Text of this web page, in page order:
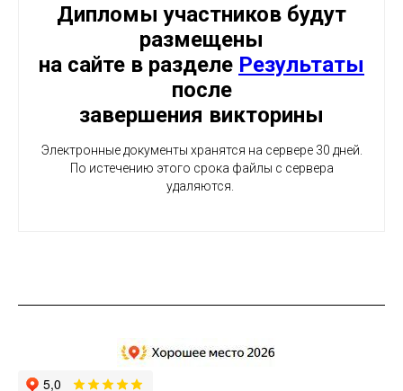
Дипломы участников будут
размещены
на сайте в разделе Результаты
после
завершения викторины
Электронные документы хранятся на сервере 30 дней.
По истечению этого срока файлы с сервера
удаляются.